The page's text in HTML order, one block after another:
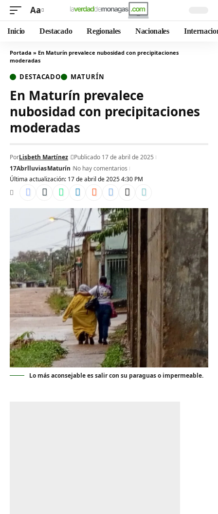
Aa
Inicio Destacado Regionales Nacionales
Portada » En Maturín prevalece nubosidad con precipitaciones
moderadas
DESTACADO MATURÍN
En Maturín prevalece
nubosidad con precipitaciones
moderadas
Última actualización: 17 de abril de 2025 4:30 PM
PorLisbeth Martínez
Publicado 17 de abril de 2025
17AbrlluviasMaturín No hay comentarios
Lo más aconsejable es salir con su paraguas o impermeable.